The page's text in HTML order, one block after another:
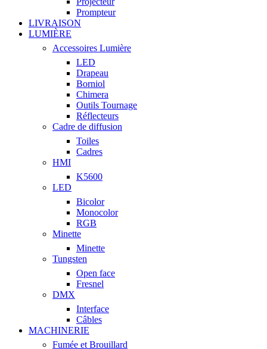
Prompteur
LIVRAISON
LUMIÈRE
Accessoires Lumière
LED
Drapeau
Borniol
Chimera
Outils Tournage
Réflecteurs
Cadre de diffusion
Toiles
Cadres
HMI
K5600
LED
Bicolor
Monocolor
RGB
Minette
Minette
Tungsten
Open face
Fresnel
DMX
Interface
Câbles
MACHINERIE
Fumée et Brouillard